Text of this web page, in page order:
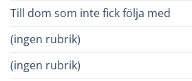
Till dom som inte fick följa med
(ingen rubrik)
(ingen rubrik)